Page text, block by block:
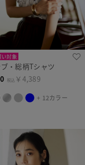
い対象
・総柄Tシャツ
税込 ￥4,389
+ 12カラー